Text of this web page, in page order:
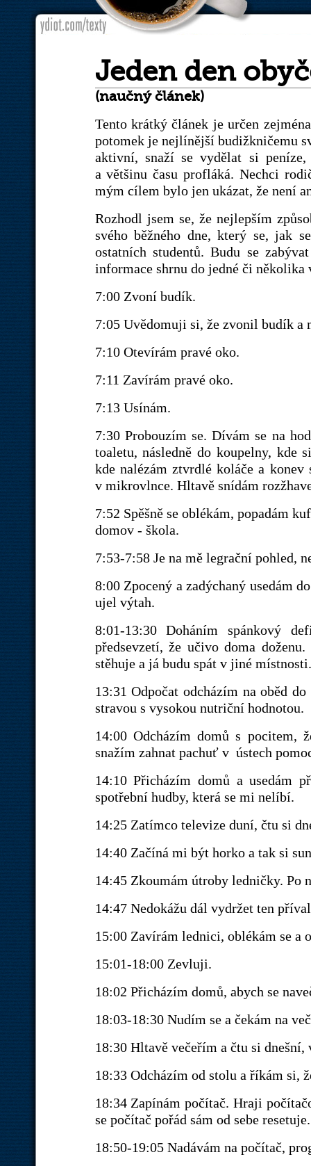
Jeden den
(naučný článek)
Tento krátký článek je určen
potomek je nejlínější budižkničemu
aktivní, snaží se vydělat si
a většinu času profláká. Nechci
mým cílem bylo jen ukázat, že není
Rozhodl jsem se, že nejlepším
svého běžného dne, který se, jak
ostatních studentů. Budu se
informace shrnu do jedné či několika
7:00 Zvoní budík.
7:05 Uvědomuji si, že zvonil budík a
7:10 Otevírám pravé oko.
7:11 Zavírám pravé oko.
7:13 Usínám.
7:30 Probouzím se. Dívám se na
toaletu, následně do koupelny, kde
kde nalézám ztvrdlé koláče a
v mikrovlnce. Hltavě snídám
7:52 Spěšně se oblékám, popadám
domov - škola.
7:53-7:58 Je na mě legrační pohled,
8:00 Zpocený a zadýchaný usedám
ujel výtah.
8:01-13:30 Doháním spánkový
předsevzetí, že učivo doma
stěhuje a já budu spát v jiné místnosti.
13:31 Odpočat odcházím na oběd
stravou s vysokou nutriční hodnotou.
14:00 Odcházím domů s pocitem,
snažím zahnat pachuť v ústech
14:10 Přicházím domů a usedám
spotřební hudby, která se mi nelíbí.
14:25 Zatímco televize duní, čtu si
14:40 Začíná mi být horko a tak si
14:45 Zkoumám útroby ledničky. Po
14:47 Nedokážu dál vydržet ten
15:00 Zavírám lednici, oblékám se a
15:01-18:00 Zevluji.
18:02 Přicházím domů, abych se
18:03-18:30 Nudím se a čekám na
18:30 Hltavě večeřím a čtu si
18:33 Odcházím od stolu a říkám si,
18:34 Zapínám počítač. Hraji
se počítač pořád sám od sebe resetuje.
18:50-19:05 Nadávám na počítač,